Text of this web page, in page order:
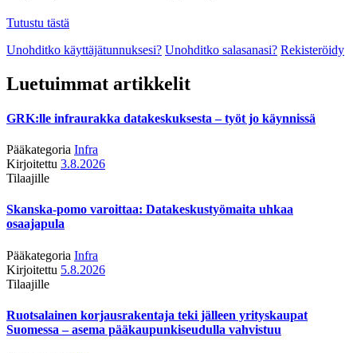
Tutustu tästä
Unohditko käyttäjätunnuksesi? Unohditko salasanasi? Rekisteröidy
Luetuimmat artikkelit
GRK:lle infraurakka datakeskuksesta – työt jo käynnissä
Pääkategoria Infra
Kirjoitettu 3.8.2026
Tilaajille
Skanska-pomo varoittaa: Datakeskustyömaita uhkaa
osaajapula
Pääkategoria Infra
Kirjoitettu 5.8.2026
Tilaajille
Ruotsalainen korjausrakentaja teki jälleen yrityskaupat
Suomessa – asema pääkaupunkiseudulla vahvistuu